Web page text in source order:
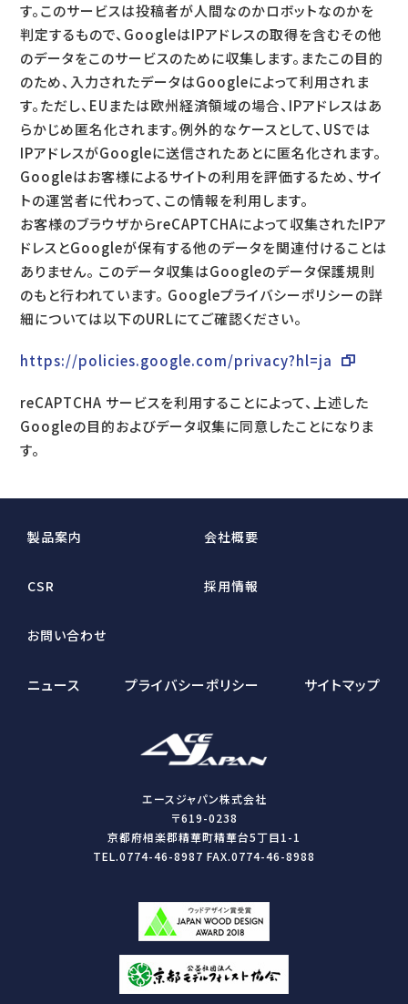
す。このサービスは投稿者が人間なのかロボットなのかを
判定するもので、GoogleはIPアドレスの取得を含むその他
のデータをこのサービスのために収集します。またこの目的
のため、入力されたデータはGoogleによって利用されま
す。ただし、EUまたは欧州経済領域の場合、IPアドレスはあ
らかじめ匿名化されます。例外的なケースとして、USでは
IPアドレスがGoogleに送信されたあとに匿名化されます。
Googleはお客様によるサイトの利用を評価するため、サイ
トの運営者に代わって、この情報を利用します。
お客様のブラウザからreCAPTCHAによって収集されたIPア
ドレスとGoogleが保有する他のデータを関連付けることは
ありません。 このデータ収集はGoogleのデータ保護規則
のもと行われています。 Googleプライバシーポリシーの詳
細については以下のURLにてご確認ください。
https://policies.google.com/privacy?hl=ja
reCAPTCHA サービスを利用することによって、上述した
Googleの目的およびデータ収集に同意したことになりま
す。
製品案内 会社概要
CSR 採用情報
お問い合わせ
ニュース プライバシーポリシー サイトマップ
エースジャパン株式会社
〒619-0238
京都府相楽郡精華町精華台5丁目1-1
TEL.0774-46-8987 FAX.0774-46-8988